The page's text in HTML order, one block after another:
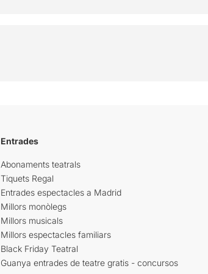
Entrades
Abonaments teatrals
Tiquets Regal
Entrades espectacles a Madrid
Millors monòlegs
Millors musicals
Millors espectacles familiars
Black Friday Teatral
Guanya entrades de teatre gratis - concursos